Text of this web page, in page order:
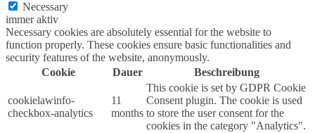
Necessary
immer aktiv
Necessary cookies are absolutely essential for the website to
function properly. These cookies ensure basic functionalities and
security features of the website, anonymously.
Cookie
Dauer Beschreibung
cookielawinfo-
checkbox-analytics
11
months
This cookie is set by GDPR Cookie
Consent plugin. The cookie is used
to store the user consent for the
cookies in the category "Analytics".